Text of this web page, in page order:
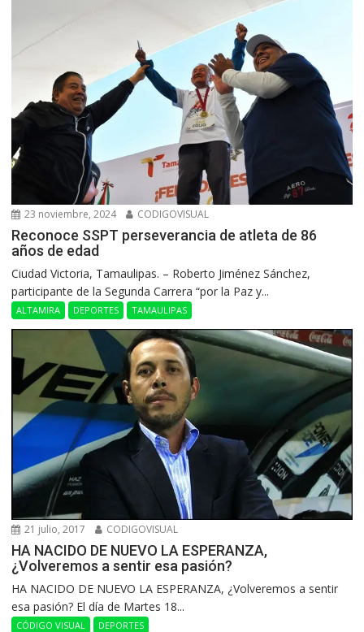
23 noviembre, 2024 CODIGOVISUAL
Reconoce SSPT perseverancia de atleta de 86
años de edad
Ciudad Victoria, Tamaulipas. – Roberto Jiménez Sánchez,
participante de la Segunda Carrera “por la Paz y...
ALTAMIRA DEPORTES TAMAULIPAS
21 julio, 2017 CODIGOVISUAL
HA NACIDO DE NUEVO LA ESPERANZA,
¿Volveremos a sentir esa pasión?
HA NACIDO DE NUEVO LA ESPERANZA, ¿Volveremos a sentir
esa pasión? El día de Martes 18...
CÓDIGO VISUAL DEPORTES